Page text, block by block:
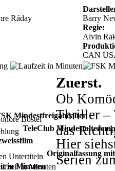
Ráday
Barry
Regie:
Alvin
CAN
Bostel
Mindestfreigabealter
TeleClub
Originalfassung
in Minuten
Zuerst.
Ob
Thriller –
das
Hier
Serien